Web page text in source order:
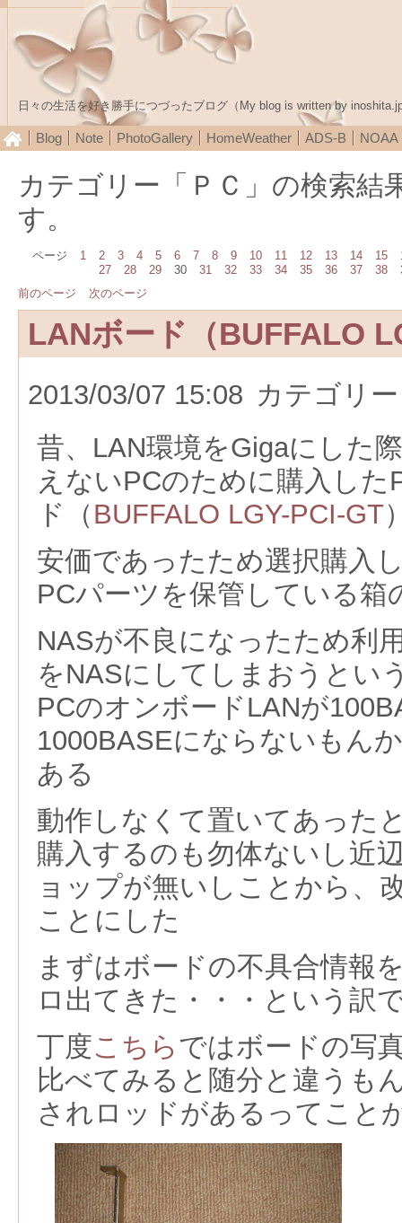
日々の生活を好き勝手につづったブログ（My blog is written by
Blog Note PhotoGallery HomeWeather ADS-B NOAA
カテゴリー「ＰＣ」の検索結
す。
ページ 1 2 3 4 5 6 7 8 9 10 11 12 13 14 15
27
28 29 30 31 32 33 34 35 36 37 38
前のページ
次のページ
LANボード（BUFFALO
2013/03/07 15:08 カテゴリ
昔、LAN環境をGigaにした
えないPCのために購入した
ド（ BUFFALO LGY-PCI-GT
安価であったため選択購入
PCパーツを保管している箱
NASが不良になったため利
をNASにしてしまおうとい
PCのオンボードLANが
1000BASEにならないもん
ある
動作しなくて置いてあった
購入するのも勿体ないし近
ョップが無いしことから、
ことにした
まずはボードの不具合情報
ロ出てきた・・・という訳
丁度こちら ではボードの写
比べてみると随分と違うも
されロッドがあるってこと